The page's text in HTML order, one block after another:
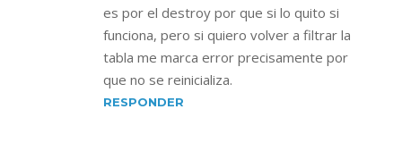
es por el destroy por que si lo quito si
funciona, pero si quiero volver a filtrar la
tabla me marca error precisamente por
que no se reinicializa.
RESPONDER